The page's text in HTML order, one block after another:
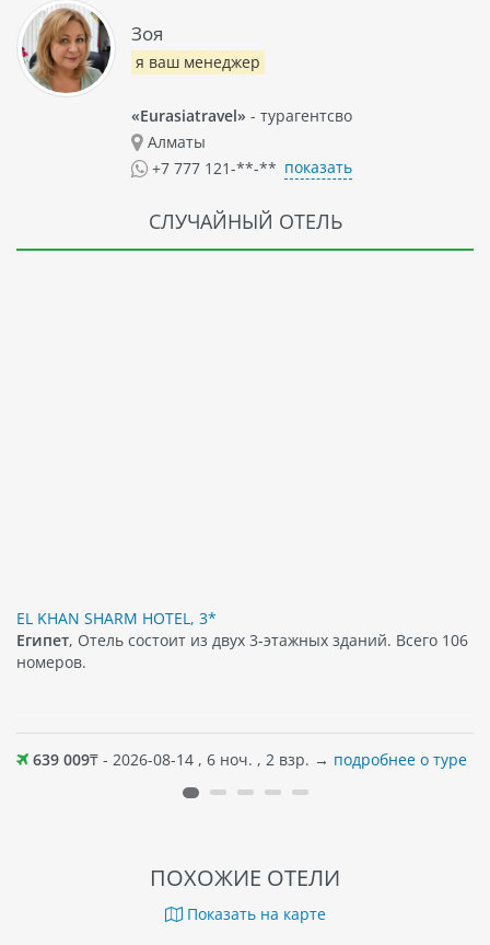
Зоя
я ваш менеджер
«Eurasiatravel» - турагентсво
Алматы
+7 777 121-**-** показать
СЛУЧАЙНЫЙ ОТЕЛЬ
EL KHAN SHARM HOTEL, 3*
Египет, Отель состоит из двух 3-этажных зданий. Всего 106
номеров.
639 009₸ - 2026-08-14 , 6 ноч. , 2 взр. → подробнее о туре
ПОХОЖИЕ ОТЕЛИ
Показать на карте